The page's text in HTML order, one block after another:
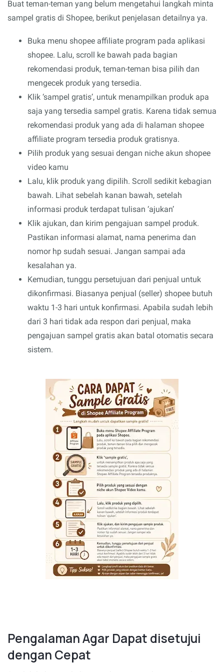
Buat teman-teman yang belum mengetahui langkah minta
sampel gratis di Shopee, berikut penjelasan detailnya ya.
Buka menu shopee affiliate program pada aplikasi
shopee. Lalu, scroll ke bawah pada bagian
rekomendasi produk, teman-teman bisa pilih dan
mengecek produk yang tersedia.
Klik ‘sampel gratis’, untuk menampilkan produk apa
saja yang tersedia sampel gratis. Karena tidak semua
rekomendasi produk yang ada di halaman shopee
affiliate program tersedia produk gratisnya.
Pilih produk yang sesuai dengan niche akun shopee
video kamu
Lalu, klik produk yang dipilih. Scroll sedikit kebagian
bawah. Lihat sebelah kanan bawah, setelah
informasi produk terdapat tulisan ‘ajukan’
Klik ajukan, dan kirim pengajuan sampel produk.
Pastikan informasi alamat, nama penerima dan
nomor hp sudah sesuai. Jangan sampai ada
kesalahan ya.
Kemudian, tunggu persetujuan dari penjual untuk
dikonfirmasi. Biasanya penjual (seller) shopee butuh
waktu 1-3 hari untuk konfirmasi. Apabila sudah lebih
dari 3 hari tidak ada respon dari penjual, maka
pengajuan sampel gratis akan batal otomatis secara
sistem.
Pengalaman Agar Dapat disetujui
dengan Cepat